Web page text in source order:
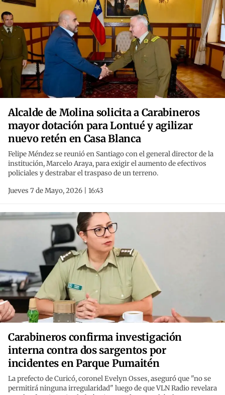
Alcalde de Molina solicita a Carabineros
mayor dotación para Lontué y agilizar
nuevo retén en Casa Blanca
Felipe Méndez se reunió en Santiago con el general director de la
institución, Marcelo Araya, para exigir el aumento de efectivos
policiales y destrabar el traspaso de un terreno.
Jueves 7 de Mayo, 2026 | 16:43
Carabineros confirma investigación
interna contra dos sargentos por
incidentes en Parque Pumaitén
La prefecto de Curicó, coronel Evelyn Osses, aseguró que "no se
permitirá ninguna irregularidad" luego de que VLN Radio revelara